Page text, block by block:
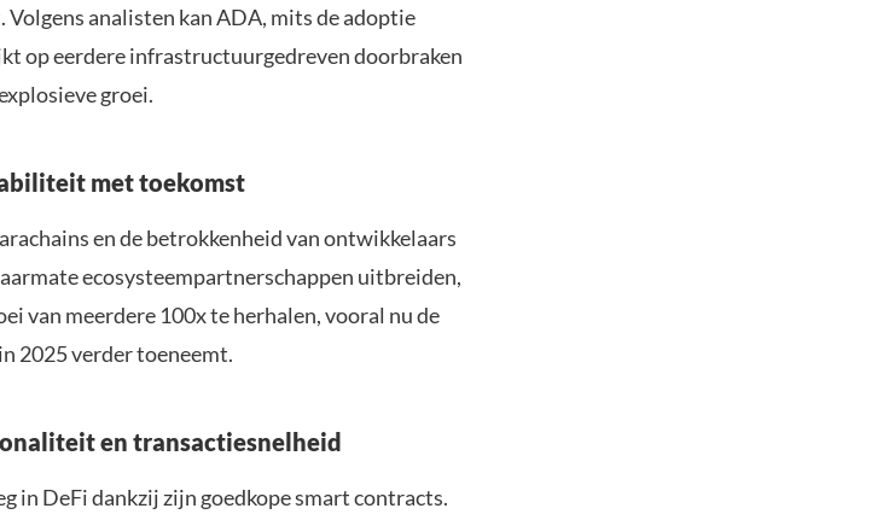
analisten kan ADA, mits de adoptie
op eerdere infrastructuurgedreven doorbraken
groei.
met toekomst
en de betrokkenheid van ontwikkelaars
ecosysteempartnerschappen uitbreiden,
van meerdere 100x te herhalen, vooral nu de
2025 verder toeneemt.
en transactiesnelheid
in DeFi dankzij zijn goedkope smart contracts.